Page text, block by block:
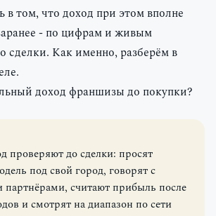
в том, что доход при этом вполне
- по цифрам и живым
сделки. Как именно, разберём в
доход франшизы до покупки?
проверяют до сделки: просят
под свой город, говорят с
считают прибыль после
и смотрят на диапазон по сети